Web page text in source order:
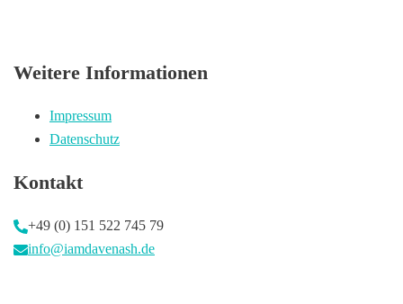
Weitere Informationen
Impressum
Datenschutz
Kontakt
+49 (0) 151 522 745 79
info@iamdavenash.de